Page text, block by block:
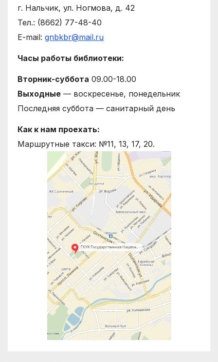
г. Нальчик, ул. Ногмова, д. 42
Тел.: (8662) 77-48-40
E-mail: gnbkbr@mail.ru
Часы работы библиотеки:
Вторник-суббота 09.00-18.00
Выходные — воскресенье, понедельник
Последняя суббота — санитарный день
Как к нам проехать:
Маршрутные такси: №11, 13, 17, 20.